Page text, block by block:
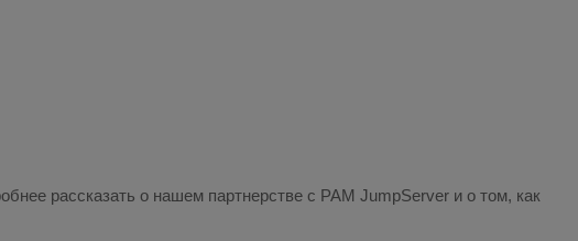
рассказать о нашем партнерстве с PAM JumpServer и о том, как